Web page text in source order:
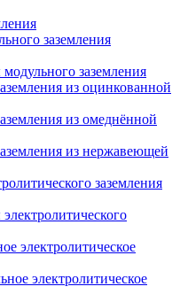
заземления
заземления
из оцинкованной
из омеднённой
из нержавеющей
заземления
электролитическое
электролитическое